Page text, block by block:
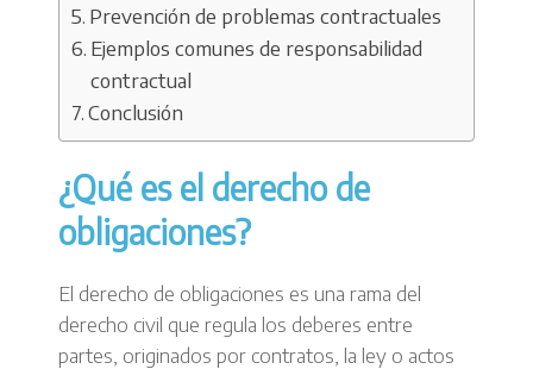
Prevención de problemas contractuales
Ejemplos comunes de responsabilidad
contractual
Conclusión
¿Qué es el derecho de
obligaciones?
El derecho de obligaciones es una rama del
derecho civil que regula los deberes entre
partes, originados por contratos, la ley o actos